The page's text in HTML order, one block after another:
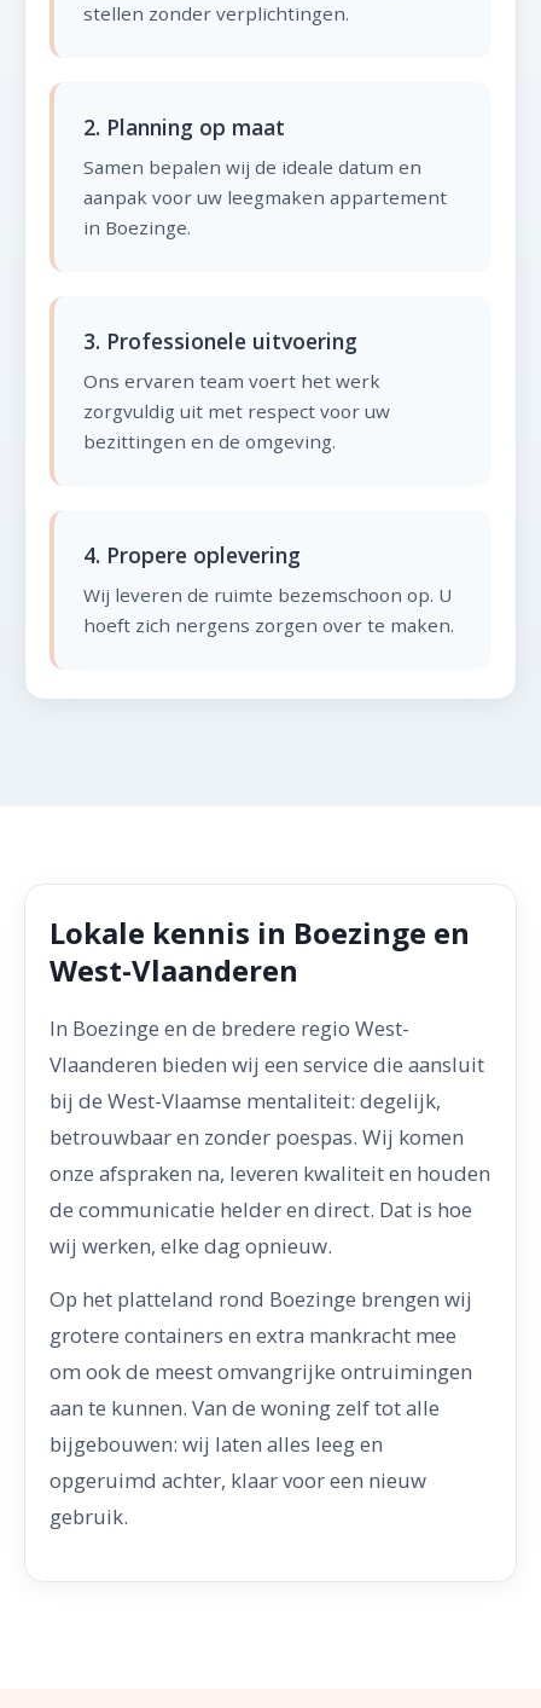
stellen zonder verplichtingen.
2. Planning op maat
Samen bepalen wij de ideale datum en
aanpak voor uw leegmaken appartement
in Boezinge.
3. Professionele uitvoering
Ons ervaren team voert het werk
zorgvuldig uit met respect voor uw
bezittingen en de omgeving.
4. Propere oplevering
Wij leveren de ruimte bezemschoon op. U
hoeft zich nergens zorgen over te maken.
Lokale kennis in Boezinge en
West-Vlaanderen
In Boezinge en de bredere regio West-
Vlaanderen bieden wij een service die aansluit
bij de West-Vlaamse mentaliteit: degelijk,
betrouwbaar en zonder poespas. Wij komen
onze afspraken na, leveren kwaliteit en houden
de communicatie helder en direct. Dat is hoe
wij werken, elke dag opnieuw.
Op het platteland rond Boezinge brengen wij
grotere containers en extra mankracht mee
om ook de meest omvangrijke ontruimingen
aan te kunnen. Van de woning zelf tot alle
bijgebouwen: wij laten alles leeg en
opgeruimd achter, klaar voor een nieuw
gebruik.